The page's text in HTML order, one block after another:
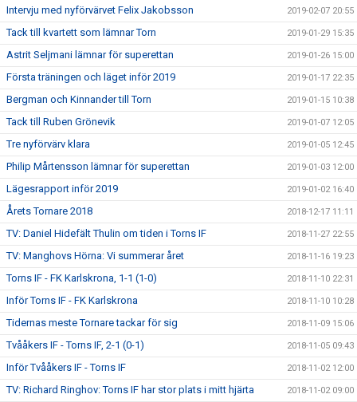
Intervju med nyförvärvet Felix Jakobsson 2019-02-07 20:55
Tack till kvartett som lämnar Torn 2019-01-29 15:35
Astrit Seljmani lämnar för superettan 2019-01-26 15:00
Första träningen och läget inför 2019 2019-01-17 22:35
Bergman och Kinnander till Torn 2019-01-15 10:38
Tack till Ruben Grönevik 2019-01-07 12:05
Tre nyförvärv klara 2019-01-05 12:45
Philip Mårtensson lämnar för superettan 2019-01-03 12:00
Lägesrapport inför 2019 2019-01-02 16:40
Årets Tornare 2018 2018-12-17 11:11
TV: Daniel Hidefält Thulin om tiden i Torns IF 2018-11-27 22:55
TV: Manghovs Hörna: Vi summerar året 2018-11-16 19:23
Torns IF - FK Karlskrona, 1-1 (1-0) 2018-11-10 22:31
Inför Torns IF - FK Karlskrona 2018-11-10 10:28
Tidernas meste Tornare tackar för sig 2018-11-09 15:06
Tvååkers IF - Torns IF, 2-1 (0-1) 2018-11-05 09:43
Inför Tvååkers IF - Torns IF 2018-11-02 12:00
TV: Richard Ringhov: Torns IF har stor plats i mitt hjärta 2018-11-02 09:00